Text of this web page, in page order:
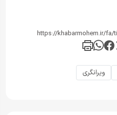
ویرانگری